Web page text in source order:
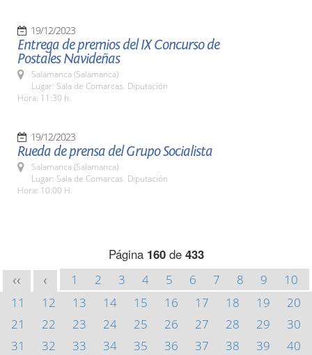
19/12/2023
Entrega de premios del IX Concurso de
Postales Navideñas
Salamanca (Salamanca)
Lugar: Sala de Comarcas. Diputación
Hora: 11:30 h.
19/12/2023
Rueda de prensa del Grupo Socialista
Salamanca (Salamanca)
Lugar: Sala de Comarcas. Diputación
Hora: 10:00 H.
Página 160de 433
<< < 1 2 3 4 5 6 7 8 9
10
11
12 13 14 15 16 17 18 19
20
21
22 23 24 25 26 27 28 29
30
31
32 33 34 35 36 37 38 39
40